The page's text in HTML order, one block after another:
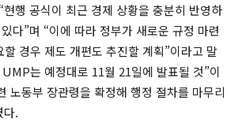
행 공식이 최근 경제 상황을 충분히 반영하
다”며 “이에 따라 정부가 새로운 규정 마련
경우 제도 개편도 추진할 계획”이라고 말
는 예정대로 11월 21일에 발표될 것”이
노동부 장관령을 확정해 행정 절차를 마무리
다.